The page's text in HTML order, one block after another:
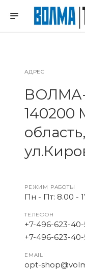
АДРЕС
ВОЛМА-
140200
РЕЖИМ РАБОТЫ
Пн - Пт: 8.00 -
ТЕЛЕФОН
+7-496-623-40-
+7-496-623-
EMAIL
opt-